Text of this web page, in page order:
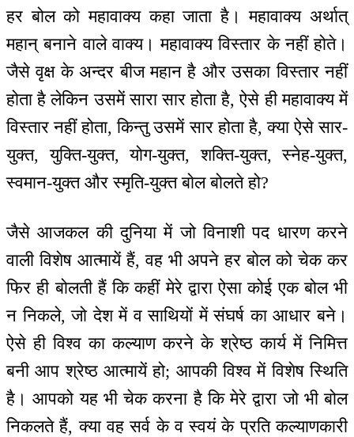
हर बोल को महावाक्य कहा जाता है। महावाक्य अर्थात्
महान् बनाने वाले वाक्य। महावाक्य विस्तार के नहीं होते।
जैसे वृक्ष के अन्दर बीज महान है और उसका विस्तार नहीं
होता है लेकिन उसमें सारा सार होता है, ऐसे ही महावाक्य में
विस्तार नहीं होता, किन्तु उसमें सार होता है, क्या ऐसे सार-
युक्त, युक्ति-युक्त, योग-युक्त, शक्ति-युक्त, स्नेह-युक्त,
स्वमान-युक्त और स्मृति-युक्त बोल बोलते हो?
जैसे आजकल की दुनिया में जो विनाशी पद धारण करने
वाली विशेष आत्मायें हैं, वह भी अपने हर बोल को चेक कर
फिर ही बोलती हैं कि कहीं मेरे द्वारा ऐसा कोई एक बोल भी
न निकले, जो देश में व साथियों में संघर्ष का आधार बने।
ऐसे ही विश्व का कल्याण करने के श्रेष्ठ कार्य में निमित्त
बनी आप श्रेष्ठ आत्मायें हो; आपकी विश्व में विशेष स्थिति
है। आपको यह भी चेक करना है कि मेरे द्वारा जो भी बोल
निकलते हैं, क्या वह सर्व के व स्वयं के प्रति कल्याणकारी